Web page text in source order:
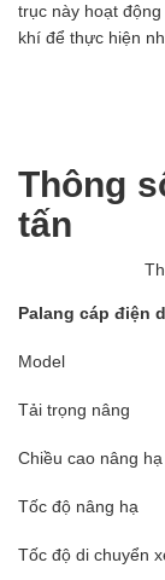
trục này hoạt
khí để thực hiện
Thông
tấn
Palang cáp điện
Model
Tải trọng nâng
Chiều cao nâng hạ
Tốc độ nâng hạ
Tốc độ di chuyển